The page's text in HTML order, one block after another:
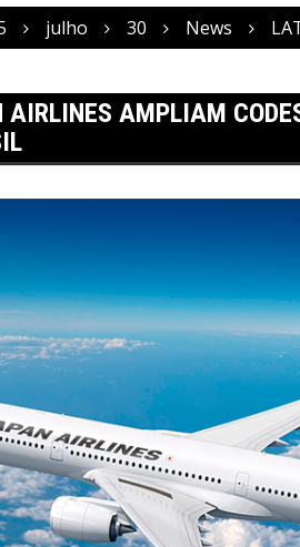
julho 30 News
AMPLIAM